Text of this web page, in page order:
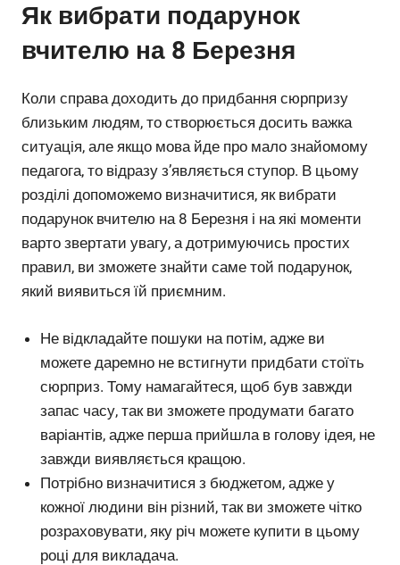
Як вибрати подарунок
вчителю на 8 Березня
Коли справа доходить до придбання сюрпризу
близьким людям, то створюється досить важка
ситуація, але якщо мова йде про мало знайомому
педагога, то відразу з’являється ступор. В цьому
розділі допоможемо визначитися, як вибрати
подарунок вчителю на 8 Березня і на які моменти
варто звертати увагу, а дотримуючись простих
правил, ви зможете знайти саме той подарунок,
який виявиться їй приємним.
Не відкладайте пошуки на потім, адже ви
можете даремно не встигнути придбати стоїть
сюрприз. Тому намагайтеся, щоб був завжди
запас часу, так ви зможете продумати багато
варіантів, адже перша прийшла в голову ідея, не
завжди виявляється кращою.
Потрібно визначитися з бюджетом, адже у
кожної людини він різний, так ви зможете чітко
розраховувати, яку річ можете купити в цьому
році для викладача.